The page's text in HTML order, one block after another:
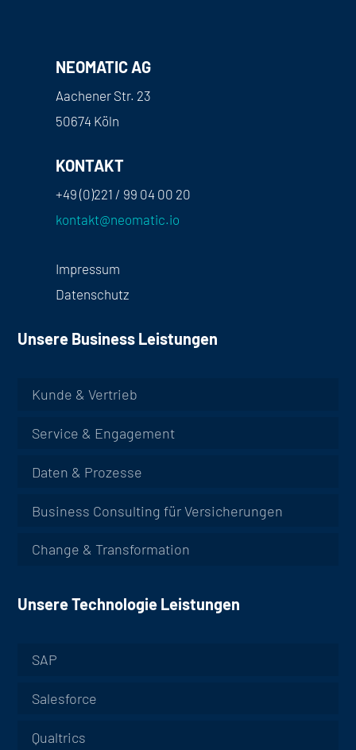
NEOMATIC AG
Aachener Str. 23
50674 Köln
KONTAKT
+49 (0)221 / 99 04 00 20
kontakt@neomatic.io
Impressum
Datenschutz
Unsere Business Leistungen
Kunde & Vertrieb
Service & Engagement
Daten & Prozesse
Business Consulting für Versicherungen
Change & Transformation
Unsere Technologie Leistungen
SAP
Salesforce
Qualtrics